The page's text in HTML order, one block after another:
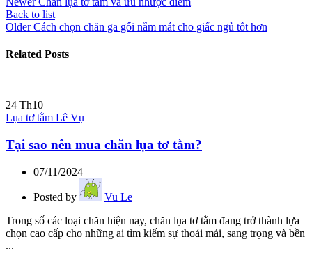
Back to list
Older Cách chọn chăn ga gối nằm mát cho giấc ngủ tốt hơn
Related Posts
24 Th10
Lụa tơ tằm Lê Vụ
Tại sao nên mua chăn lụa tơ tằm?
07/11/2024
Posted by
Vu Le
Trong số các loại chăn hiện nay, chăn lụa tơ tằm đang trở thành lựa
chọn cao cấp cho những ai tìm kiếm sự thoải mái, sang trọng và bền
...